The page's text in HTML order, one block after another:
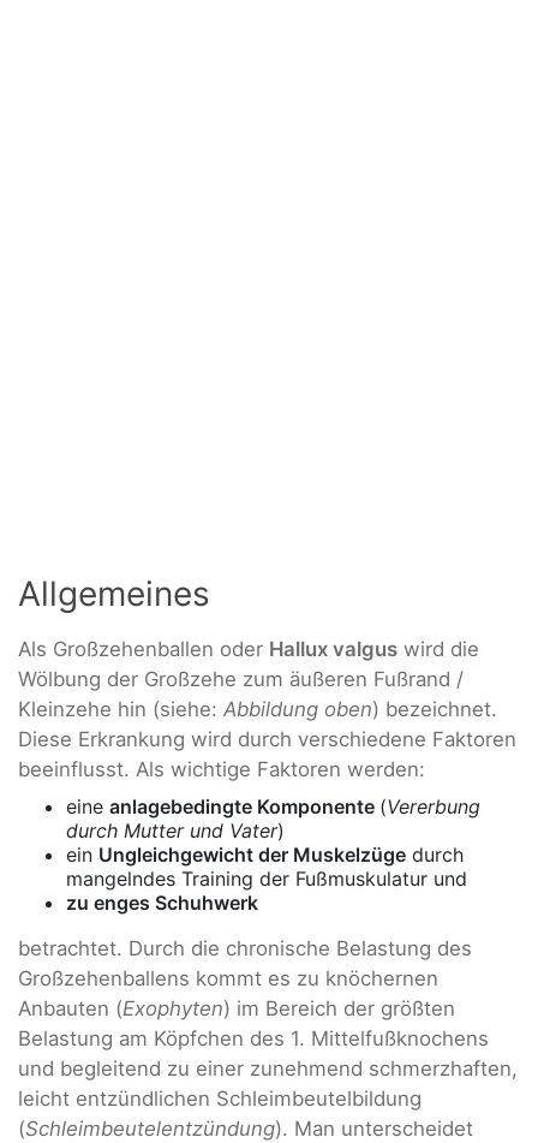
Allgemeines
Als Großzehenballen oder Hallux valgus wird die
Wölbung der Großzehe zum äußeren Fußrand /
Kleinzehe hin (siehe: Abbildung oben) bezeichnet.
Diese Erkrankung wird durch verschiedene Faktoren
beeinflusst. Als wichtige Faktoren werden:
eine anlagebedingte Komponente (Vererbung
durch Mutter und Vater)
ein Ungleichgewicht der Muskelzüge durch
mangelndes Training der Fußmuskulatur und
zu enges Schuhwerk
betrachtet. Durch die chronische Belastung des
Großzehenballens kommt es zu knöchernen
Anbauten (Exophyten) im Bereich der größten
Belastung am Köpfchen des 1. Mittelfußknochens
und begleitend zu einer zunehmend schmerzhaften,
leicht entzündlichen Schleimbeutelbildung
(Schleimbeutelentzündung). Man unterscheidet